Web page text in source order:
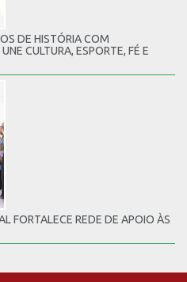
DE HISTÓRIA COM
CULTURA, ESPORTE, FÉ E
FORTALECE REDE DE APOIO ÀS